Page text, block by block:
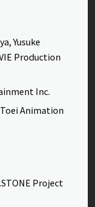
Yusuke
Production
Inc.
Animation
Project